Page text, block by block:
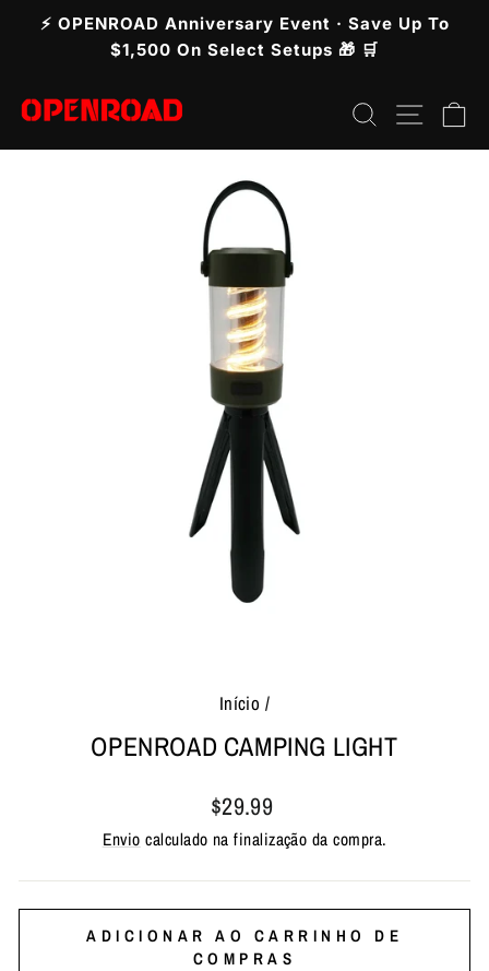
Conteúdo
slideshow
⚡ OPENROAD Anniversary Event · Save Up To
$1,500 On Select Setups 🎁 🛒
Pesquisar
Início /
OPENROAD CAMPING LIGHT
Preço
normal
$29.99
Envio calculado na finalização da compra.
ADICIONAR AO CARRINHO DE
COMPRAS